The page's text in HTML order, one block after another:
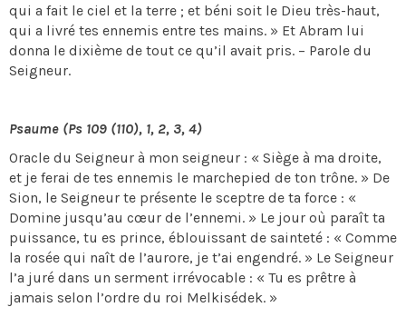
qui a fait le ciel et la terre ; et béni soit le Dieu très-haut,
qui a livré tes ennemis entre tes mains. » Et Abram lui
donna le dixième de tout ce qu’il avait pris. – Parole du
Seigneur.
Psaume (Ps 109 (110), 1, 2, 3, 4)
Oracle du Seigneur à mon seigneur : « Siège à ma droite,
et je ferai de tes ennemis le marchepied de ton trône. » De
Sion, le Seigneur te présente le sceptre de ta force : «
Domine jusqu’au cœur de l’ennemi. » Le jour où paraît ta
puissance, tu es prince, éblouissant de sainteté : « Comme
la rosée qui naît de l’aurore, je t’ai engendré. » Le Seigneur
l’a juré dans un serment irrévocable : « Tu es prêtre à
jamais selon l’ordre du roi Melkisédek. »